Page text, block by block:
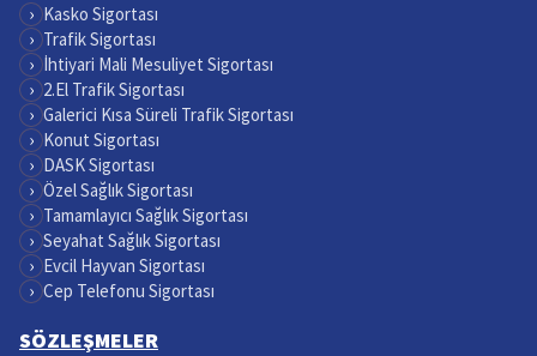
› Kasko Sigortası
› Trafik Sigortası
› İhtiyari Mali Mesuliyet Sigortası
› 2.El Trafik Sigortası
› Galerici Kısa Süreli Trafik Sigortası
› Konut Sigortası
› DASK Sigortası
› Özel Sağlık Sigortası
› Tamamlayıcı Sağlık Sigortası
› Seyahat Sağlık Sigortası
› Evcil Hayvan Sigortası
› Cep Telefonu Sigortası
SÖZLEŞMELER